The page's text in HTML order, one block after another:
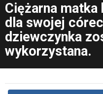
Ciężarna matka
dla swojej
dziewczynka
wykorzystana.